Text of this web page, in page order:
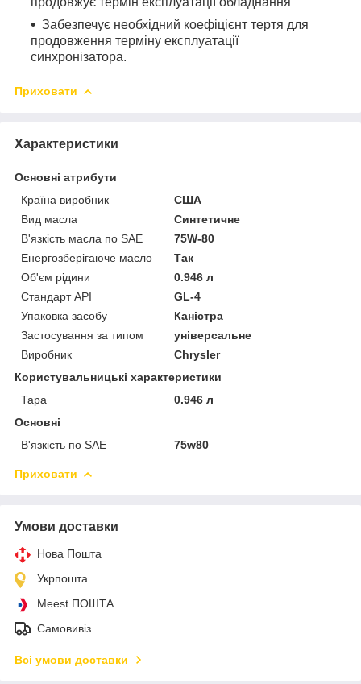
Забезпечує необхідний коефіцієнт тертя для
продовження терміну експлуатації
синхронізатора.
Приховати
Характеристики
Основні атрибути
Країна виробник
США
Вид масла
Синтетичне
В'язкість масла по SAE
75W-80
Енергозберігаюче масло
Так
Об'єм рідини
0.946 л
Стандарт API
GL-4
Упаковка засобу
Каністра
Застосування за типом
універсальне
Виробник
Chrysler
Користувальницькі характеристики
Тара
0.946 л
Основні
В'язкість по SAE
75w80
Приховати
Умови доставки
Нова Пошта
Укрпошта
Meest ПОШТА
Самовивіз
Всі умови доставки